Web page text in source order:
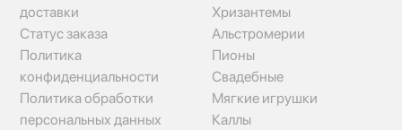
доставки
Статус заказа
Политика
конфиденциальности
Политика обработки
персональных данных
Хризантемы
Альстромерии
Пионы
Свадебные
Мягкие игрушки
Каллы